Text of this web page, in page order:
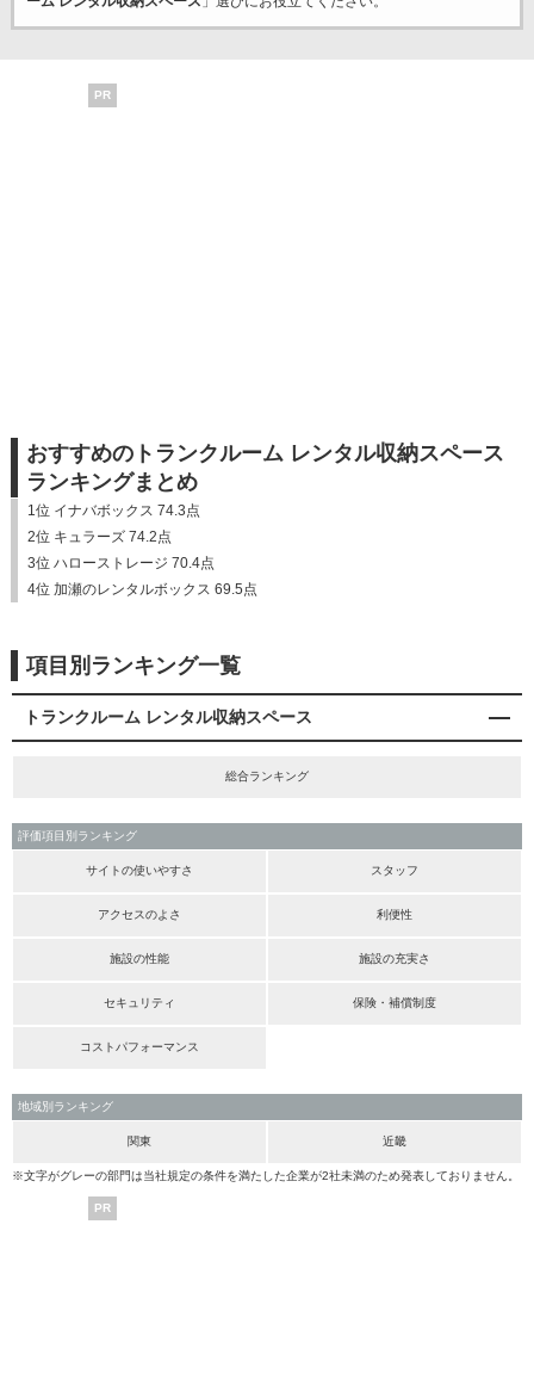
PR
おすすめのトランクルーム レンタル収納スペース
ランキングまとめ
1位 イナバボックス 74.3点
2位 キュラーズ 74.2点
3位 ハローストレージ 70.4点
4位 加瀬のレンタルボックス 69.5点
項目別ランキング一覧
トランクルーム レンタル収納スペース
総合ランキング
評価項目別ランキング
サイトの使いやすさ スタッフ
アクセスのよさ 利便性
施設の性能 施設の充実さ
セキュリティ 保険・補償制度
コストパフォーマンス
地域別ランキング
関東 近畿
※文字がグレーの部門は当社規定の条件を満たした企業が2社未満のため発表しておりません。
PR